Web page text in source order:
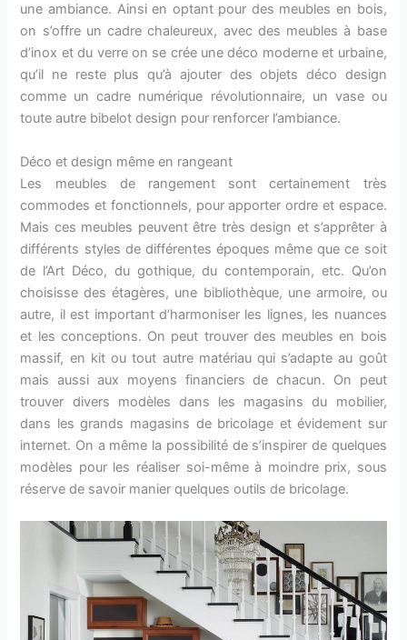
une ambiance. Ainsi en optant pour des meubles en bois,
on s’offre un cadre chaleureux, avec des meubles à base
d’inox et du verre on se crée une déco moderne et urbaine,
qu’il ne reste plus qu’à ajouter des objets déco design
comme un cadre numérique révolutionnaire, un vase ou
toute autre bibelot design pour renforcer l’ambiance.
Déco et design même en rangeant
Les meubles de rangement sont certainement très
commodes et fonctionnels, pour apporter ordre et espace.
Mais ces meubles peuvent être très design et s’apprêter à
différents styles de différentes époques même que ce soit
de l’Art Déco, du gothique, du contemporain, etc. Qu’on
choisisse des étagères, une bibliothèque, une armoire, ou
autre, il est important d’harmoniser les lignes, les nuances
et les conceptions. On peut trouver des meubles en bois
massif, en kit ou tout autre matériau qui s’adapte au goût
mais aussi aux moyens financiers de chacun. On peut
trouver divers modèles dans les magasins du mobilier,
dans les grands magasins de bricolage et évidement sur
internet. On a même la possibilité de s’inspirer de quelques
modèles pour les réaliser soi-même à moindre prix, sous
réserve de savoir manier quelques outils de bricolage.